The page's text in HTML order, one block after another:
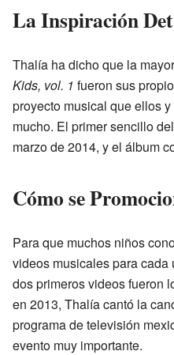
La Inspiración
Thalía ha dicho que la
Kids, vol. 1 fueron sus
proyecto musical que ellos
mucho. El primer sencillo
marzo de 2014, y el álbum
Cómo se
Para que muchos niños
videos musicales para
dos primeros videos fueron
en 2013, Thalía cantó la
programa de televisión
evento muy importante.